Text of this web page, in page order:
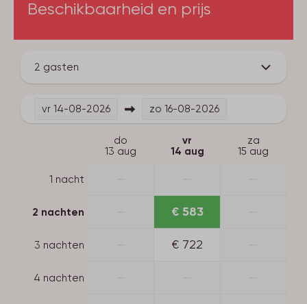
Aantal bedden: 2
Opgemaakte bedden bij aankomst
Beschikbaarheid en prijs
2 gasten
vr 14-08-2026 zo 16-08-2026
do
13 aug
vr
14 aug
za
15 aug
1 nacht
2 nachten € 583
3 nachten € 722
4 nachten